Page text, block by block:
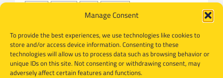
Manage Consent
To provide the best experiences, we use technologies like cookies to
store and/or access device information. Consenting to these
technologies will allow us to process data such as browsing behavior or
unique IDs on this site. Not consenting or withdrawing consent, may
adversely affect certain features and functions.